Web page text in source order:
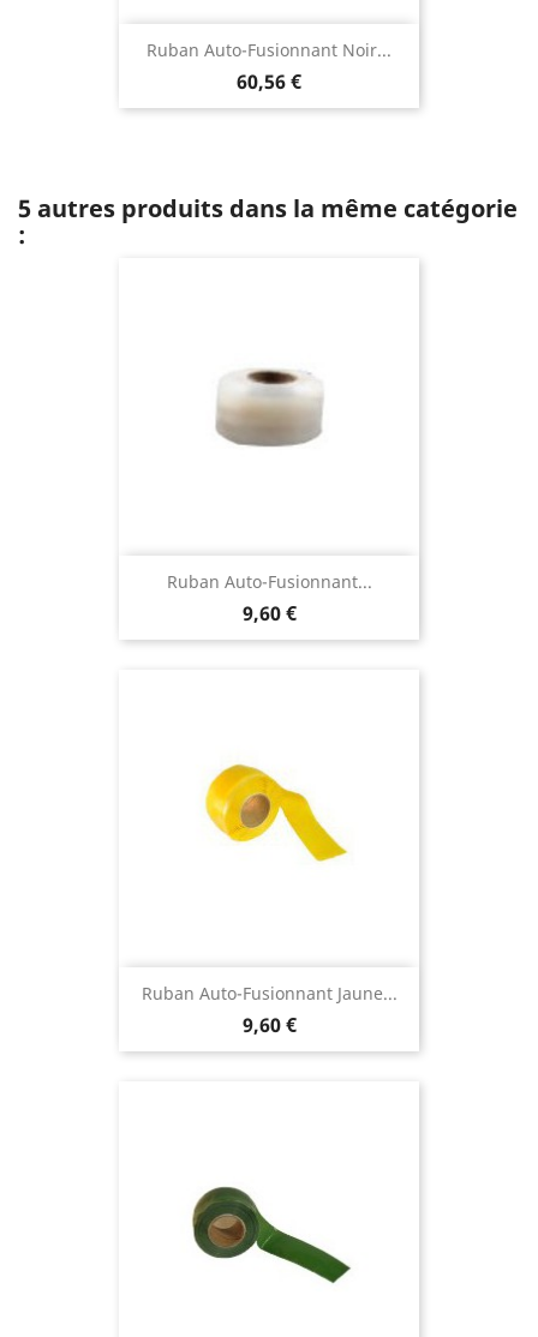
Ruban Auto-Fusionnant Noir...
60,56 €
5 autres produits dans la même catégorie
:
Ruban Auto-Fusionnant...
9,60 €
Ruban Auto-Fusionnant Jaune...
9,60 €